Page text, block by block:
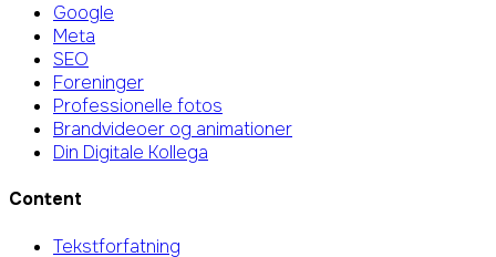
Google
Meta
SEO
Foreninger
Professionelle fotos
Brandvideoer og animationer
Din Digitale Kollega
Content
Tekstforfatning